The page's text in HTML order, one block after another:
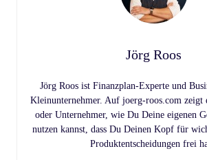
Jörg Roos
Jörg Roos ist Finanzplan-Experte und
Kleinunternehmer. Auf joerg-roos.com zeigt
oder Unternehmer, wie Du Deine eigenen
nutzen kannst, dass Du Deinen Kopf für
Produktentscheidungen frei